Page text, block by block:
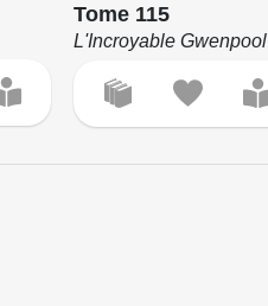
Tome 115
L'Incroyable Gwenpool